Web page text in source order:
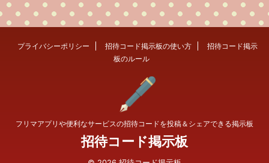
プライバシーポリシー 招待コード掲示板の使い方
招待コード掲示
板のルール
フリマアプリや便利なサービスの招待コードを投稿＆シェアできる掲示板
招待コード掲示板